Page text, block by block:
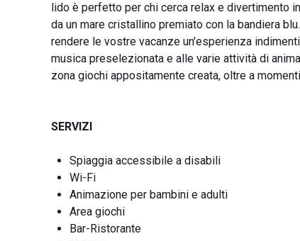
lido è perfetto per chi cerca relax e divertimento
da un mare cristallino premiato con la bandiera
rendere le vostre vacanze un'esperienza
musica preselezionata e alle varie attività di
zona giochi appositamente creata, oltre a
SERVIZI
Spiaggia accessibile a disabili
Wi-Fi
Animazione per bambini e adulti
Area giochi
Bar-Ristorante